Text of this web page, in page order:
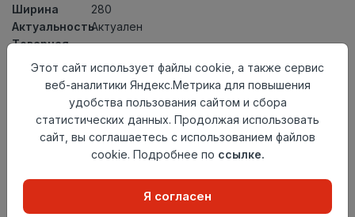
Ширина
280
АктуальностьАктуален
Товарная
группа
Толщина
глянцевая
происхождения
Россия
Книга с коллекциями
Этот сайт использует файлы cookie, а также сервис
веб-аналитики Яндекс.Метрика для повышения
удобства пользования сайтом и сбора
статистических данных. Продолжая использовать
сайт, вы соглашаетесь с использованием файлов
cookie. Подробнее по ссылке.
Я согласен